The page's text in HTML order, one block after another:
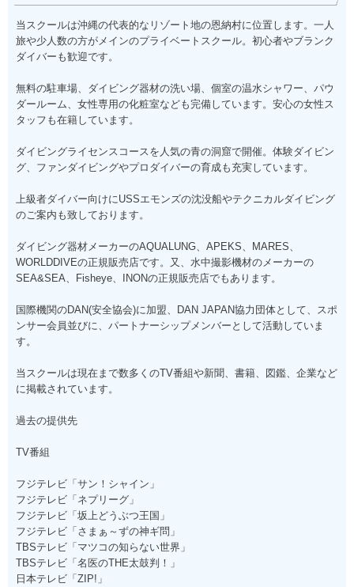
当スクールは沖縄の代表的なリゾート地の恩納村に位置します。一人
旅や少人数の方がメインのプライベートスクール。初心者やブランク
ダイバーも歓迎です。
無料の駐車場、ダイビング器材の洗い場、個室の温水シャワー、パウ
ダールーム、女性専用の化粧室なども完備しています。安心の女性ス
タッフも在籍しています。
ダイビングライセンスコースを人気の青の洞窟で開催。体験ダイビン
グ、ファンダイビングやプロダイバーの育成も充実しています。
上級者ダイバー向けにUSSエモンズの沈没船やテクニカルダイビング
のご案内も致しております。
ダイビング器材メーカーのAQUALUNG、APEKS、MARES、
WORLDDIVEの正規販売店です。又、水中撮影機材のメーカーの
SEA&SEA、Fisheye、INONの正規販売店でもあります。
国際機関のDAN(安全協会)に加盟、DAN JAPAN協力団体として、スポ
ンサー会員並びに、パートナーシップメンバーとして活動していま
す。
当スクールは現在まで数多くのTV番組や新聞、書籍、図鑑、企業など
に掲載されています。
過去の提供先
TV番組
フジテレビ「サン！シャイン」
フジテレビ「ネプリーグ」
フジテレビ「坂上どうぶつ王国」
フジテレビ「さまぁ～ずの神ギ問」
TBSテレビ「マツコの知らない世界」
TBSテレビ「名医のTHE太鼓判！」
日本テレビ「ZIP!」